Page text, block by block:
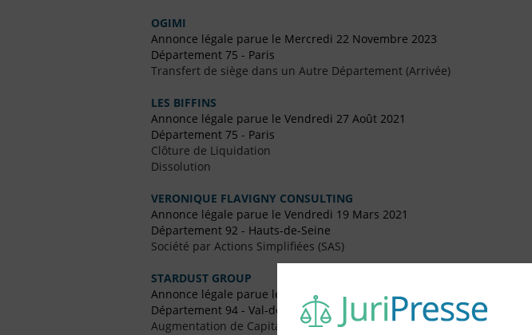
OGIMI
Annonce légale parue le Mercredi 22 Novembre 2023
Département 75 - Paris
Transfert de siège dans un Autre Département (Arrivée)
LES BIFFINS
Annonce légale parue le Vendredi 27 Août 2021
Département 75 - Paris
Clôture de Liquidation
Dissolution
VERONIQUE FLAVIGNY CONSULTING
Annonce légale parue le Vendredi 19 Mars 2021
Département 92 - Hauts-de-Seine
Société par Actions Simplifiées (SAS)
STARDUST GROUP
Annonce légale parue le Vendredi 24 Novembre 2017
Département 94 - Val-de-Marne
Augmentation de Capital